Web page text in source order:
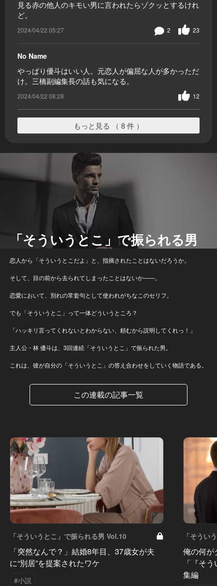
見る赤の他人のキモい男に言われたらゾクッとするけれ
ど。
2024/04/22 05:27 23
2
No Name
やっぱり優斗はいい人。元恋人が偏屈な人が多かっただ
け。三橋副編集長の話も気になる。
2024/04/22 08:28 12
もっと見る （ 8 件 ）
「そういうとこ」で振られる男
恋人から「そういうとこだよ」と、指摘されたことはないだろうか。
そして、目の前から去られてしまったことはないか――。
恋愛において、別れの常套句として使われがちなこのセリフ。
でも「そういうとこ」って一体どういうところ？
「ハッキリ言ってくれないとわからない、頼むから説明してくれっ！」
主人公・林 優斗は、3回連続「そういうとこ」で振られた男。
これは、彼が自分の「そういうとこ」の答え合わせをしていく物語である。
この連載の記事一覧
「そういうとこ」で振られる男 Vol.10
「突然なんで？」結婚8年目、37歳女が夫
に“別居”を提案されたワケ
#小説
「そうい
俺の何が
「『そ
集編